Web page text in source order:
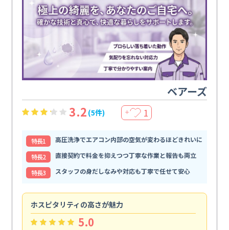
ベアーズ
3.2 (5件) ＋ 1
特⻑1
高圧洗浄でエアコン内部の空気が変わるほどきれいに
特⻑2
直接契約で料金を抑えつつ丁寧な作業と報告も両立
特⻑3
スタッフの身だしなみや対応も丁寧で任せて安心
ホスピタリティの高さが魅力
5.0